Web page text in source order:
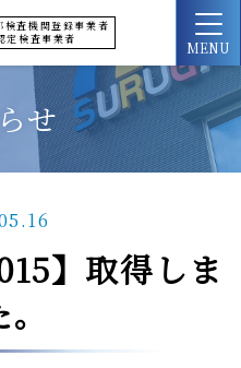
検査機関登録事業者
定検査事業者
MENU
せ
】取得しま